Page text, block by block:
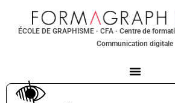
ÉCOLE DE GRAPHISME · CFA · Centre de
Communication digitale